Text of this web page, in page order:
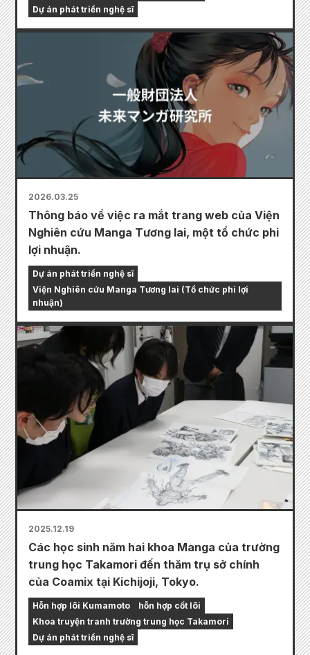
Dự án phát triển nghệ sĩ
2026.03.25
Thông báo về việc ra mắt trang web của Viện
Nghiên cứu Manga Tương lai, một tổ chức phi
lợi nhuận.
Dự án phát triển nghệ sĩ
Viện Nghiên cứu Manga Tương lai (Tổ chức phi lợi
nhuận)
2025.12.19
Các học sinh năm hai khoa Manga của trường
trung học Takamori đến thăm trụ sở chính
của Coamix tại Kichijoji, Tokyo.
Hỗn hợp lõi Kumamoto
hỗn hợp cốt lõi
Khoa truyện tranh trường trung học Takamori
Dự án phát triển nghệ sĩ